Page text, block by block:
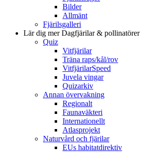
Bilder
Allmänt
Fjärilsgalleri
Lär dig merDagfjärilar & pollinatörer
Quiz
Vitfjärilar
Träna raps/kål/rov
VitfjärilarSpeed
Juvela vingar
Quizarkiv
Annan övervakning
Regionalt
Faunaväkteri
Internationellt
Atlasprojekt
Naturvård och fjärilar
EUs habitatdirektiv